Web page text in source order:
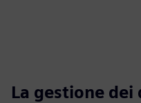
La gestione dei